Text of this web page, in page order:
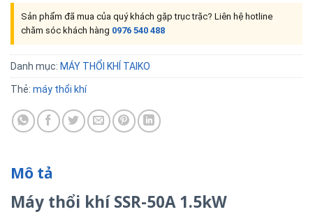
Sản phẩm đã mua của quý khách gặp trục trặc? Liên hệ hotline
chăm sóc khách hàng 0976 540 488
Danh mục: MÁY THỔI KHÍ TAIKO
Thẻ: máy thổi khí
Mô tả
Máy thổi khí SSR-50A 1.5kW